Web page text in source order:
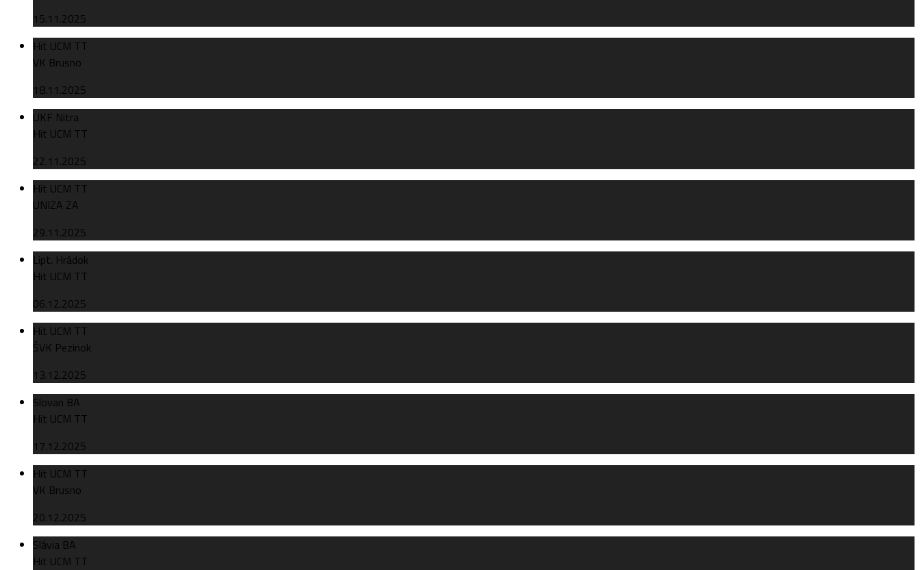
15.11.2025
Hit UCM TT
VK Brusno
18.11.2025
UKF Nitra
Hit UCM TT
22.11.2025
Hit UCM TT
UNIZA ZA
29.11.2025
Lipt. Hrádok
Hit UCM TT
06.12.2025
Hit UCM TT
ŠVK Pezinok
13.12.2025
Slovan BA
Hit UCM TT
17.12.2025
Hit UCM TT
VK Brusno
20.12.2025
Slávia BA
Hit UCM TT